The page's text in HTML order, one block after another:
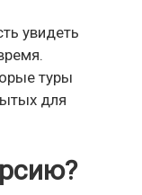
увидеть
туры
для